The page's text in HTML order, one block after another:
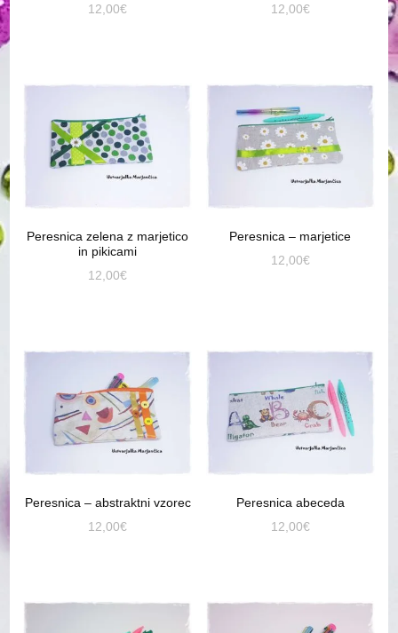
12,00€
12,00€
Peresnica zelena z marjetico
in pikicami
12,00€
Peresnica – marjetice
12,00€
Peresnica – abstraktni vzorec
12,00€
Peresnica abeceda
12,00€